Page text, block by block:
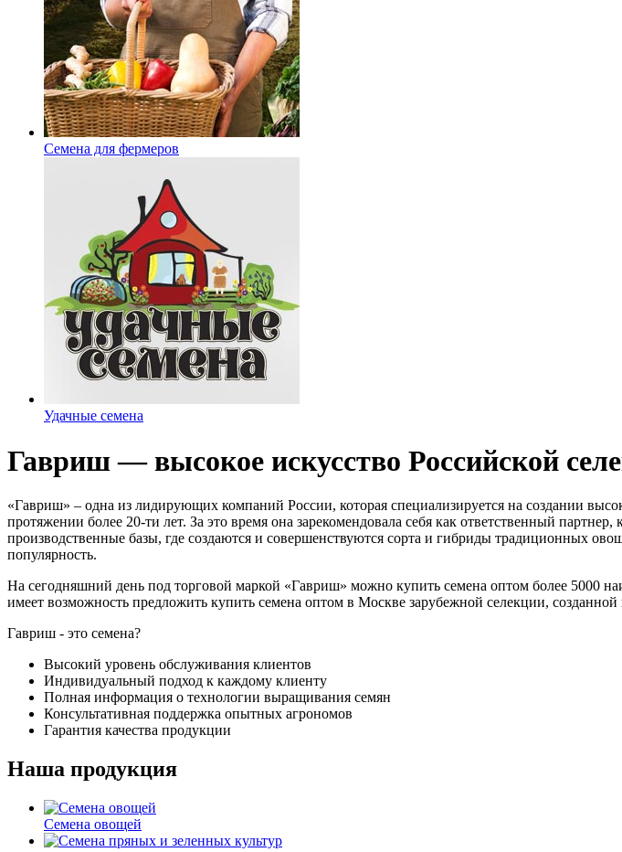
Семена для фермеров
Удачные семена
Гавриш — высокое искусство Российской
«Гавриш» – одна из лидирующих компаний России, которая специализируется на создании
протяжении более 20-ти лет. За это время она зарекомендовала себя как ответственный
производственные базы, где создаются и совершенствуются сорта и гибриды традиционных
популярность.
На сегодняшний день под торговой маркой «Гавриш» можно купить семена оптом более 5000
имеет возможность предложить купить семена оптом в Москве зарубежной селекции,
Гавриш - это семена?
Высокий уровень обслуживания клиентов
Индивидуальный подход к каждому клиенту
Полная информация о технологии выращивания семян
Консультативная поддержка опытных агрономов
Гарантия качества продукции
Наша продукция
Семена овощей